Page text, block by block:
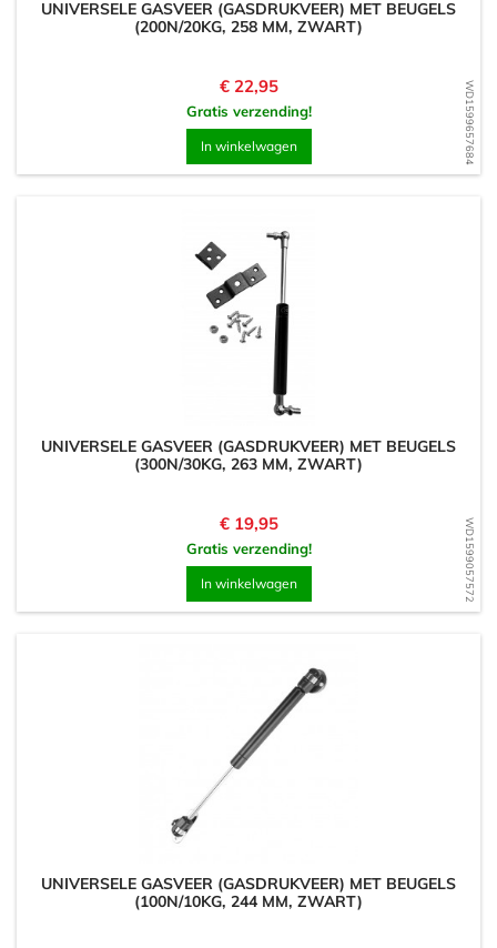
WD1599657684
UNIVERSELE GASVEER (GASDRUKVEER) MET BEUGELS
(200N/20KG, 258 MM, ZWART)
Prijs
€ 22,95
Gratis verzending!
In winkelwagen
WD1599057572
UNIVERSELE GASVEER (GASDRUKVEER) MET BEUGELS
(300N/30KG, 263 MM, ZWART)
Prijs
€ 19,95
Gratis verzending!
In winkelwagen
UNIVERSELE GASVEER (GASDRUKVEER) MET BEUGELS
(100N/10KG, 244 MM, ZWART)